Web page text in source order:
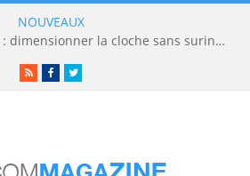
NOUVEAUX
Boxer 30 ou Boxer 42 : dimensionner la cloche sans surinvestir
RSSFacebookTwitter